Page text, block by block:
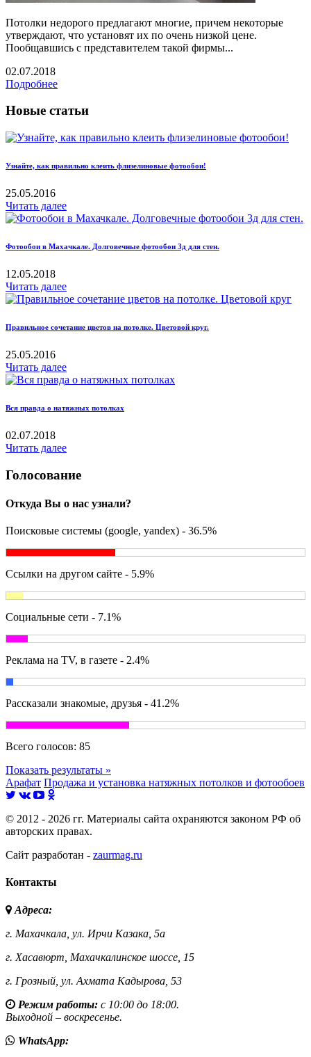
Потолки недорого предлагают многие, причем некоторые
утверждают, что установят их по очень низкой цене.
Пообщавшись с представителем такой фирмы...
02.07.2018
Подробнее
Новые статьи
Узнайте, как правильно клеить флизелиновые фотообои!
25.05.2016
Читать далее
Фотообои в Махачкале. Долговечные фотообои 3д для стен.
12.05.2018
Читать далее
Правильное сочетание цветов на потолке. Цветовой круг.
25.05.2016
Читать далее
Вся правда о натяжных потолках
02.07.2018
Читать далее
Голосование
Откуда Вы о нас узнали?
Поисковые системы (google, yandex) - 36.5%
Ссылки на другом сайте - 5.9%
Социальные сети - 7.1%
Реклама на TV, в газете - 2.4%
Рассказали знакомые, друзья - 41.2%
Всего голосов: 85
Показать результаты »
Арафат Продажа и установка натяжных потолков и фотообоев
© 2012 - 2026 гг. Материалы сайта охраняются законом РФ об
авторских правах.
Сайт разработан - zaurmag.ru
Контакты
Адреса:
г. Махачкала, ул. Ирчи Казака, 5а
г. Хасавюрт, Махачкалинское шоссе, 15
г. Грозный, ул. Ахмата Кадырова, 53
Режим работы: с 10:00 до 18:00.
Выходной – воскресенье.
WhatsApp: